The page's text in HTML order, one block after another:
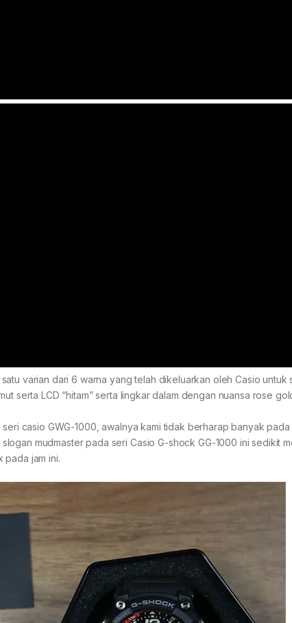
varian dari 6 warna yang telah dikeluarkan oleh Casio untuk
serta LCD “hitam” serta lingkar dalam dengan nuansa rose
casio GWG-1000, awalnya kami tidak berharap banyak pada
mudmaster pada seri Casio G-shock GG-1000 ini sedikit
pada jam ini.